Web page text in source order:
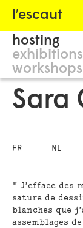
l′escaut
HOSTING
PHILOSOPHY
INFORMATION
hosting
exhibitions
workshops
Sara
FR NL
" J’efface des
sature de
blanches que
assemblages